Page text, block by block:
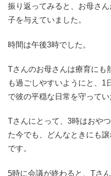
振り返ってみると、お母さ
子を与えていました。
時間は午後3時でした。
Tさんのお母さんは療育にも
も過ごしやすいようにと、1
で彼の平穏な日常を守ってい
Tさんにとって、3時はおや
た今でも、どんなときにも
です。
5時に会議が終わると、Tさ